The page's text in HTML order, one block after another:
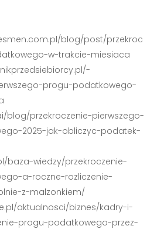
blog/post/przekroc
w-trakcie-miesiaca
progu-podatkowego-
blog/przekroczenie-pierwszego-
2025-jak-obliczyc-podatek-
baza-wiedzy/przekroczenie-
a-roczne-rozliczenie-
z-malzonkiem/
aktualnosci/biznes/kadry-i-
progu-podatkowego-przez-